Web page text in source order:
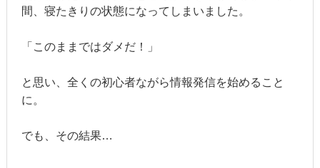
間、寝たきりの状態になってしまいました。
「このままではダメだ！」
と思い、全くの初心者ながら情報発信を始めること
に。
でも、その結果…